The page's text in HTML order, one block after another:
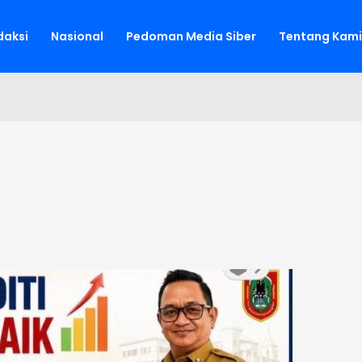
Nasional Pedoman Media Siber Tentang Kami